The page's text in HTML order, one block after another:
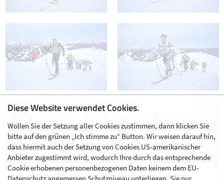
Diese Website verwendet Cookies.
Wollen Sie der Setzung aller Cookies zustimmen, dann klicken Sie
bitte auf den grünen „Ich stimme zu“ Button. Wir weisen darauf hin,
dass hiermit auch der Setzung von Cookies US-amerikanischer
Anbieter zugestimmt wird, wodurch Ihre durch das entsprechende
Cookie erhobenen personenbezogenen Daten keinem dem EU-